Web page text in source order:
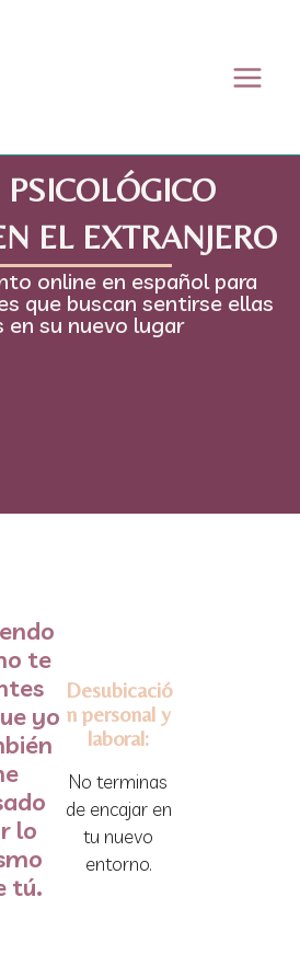
EL EXTRANJERO
online en español para
que buscan sentirse ellas
en su nuevo lugar
te
yo
lo
tú.
Desubicació
n personal y
laboral:
No terminas
de encajar en
tu nuevo
entorno.